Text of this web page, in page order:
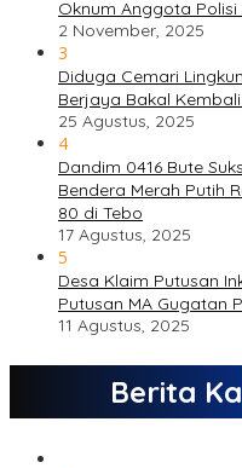
Oknum Anggota Polisi
2 November, 2025
3
Diduga Cemari
Berjaya Bakal
25 Agustus, 2025
4
Dandim 0416 Bute
Bendera Merah Putih
80 di Tebo
17 Agustus, 2025
5
Desa Klaim Putusan
Putusan MA Gugatan
11 Agustus, 2025
Berita